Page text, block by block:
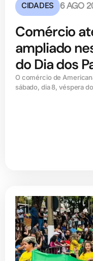
CIDADES 6 AGO
Comércio
ampliado
do Dia dos
O comércio de
sábado, dia 8, véspera